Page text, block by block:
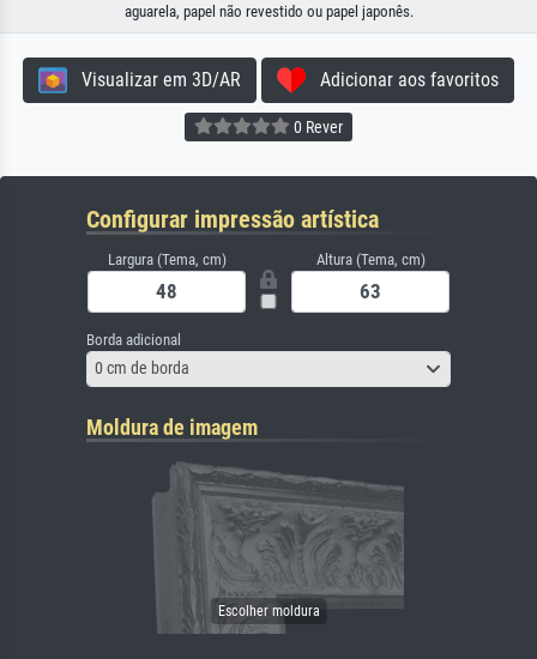
aguarela, papel não revestido ou papel japonês.
Visualizar em 3D/AR Adicionar aos favoritos
0 Rever
Configurar impressão artística
Largura (Tema, cm) Altura (Tema, cm)
Borda adicional
0 cm de borda
Moldura de imagem